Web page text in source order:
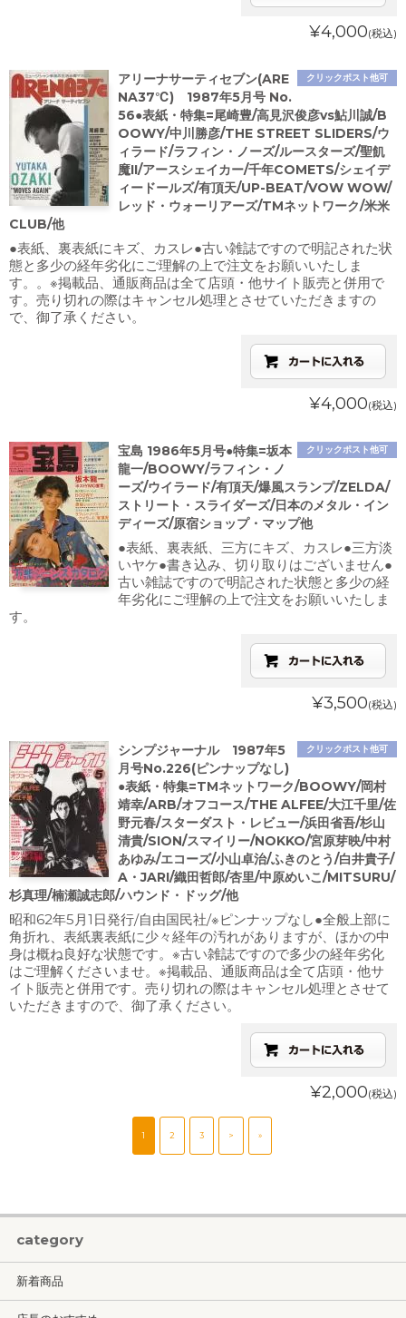
¥4,000(税込)
クリックポスト他可
アリーナサーティセブン(ARE
NA37℃) 1987年5月号 No.
56●表紙・特集=尾崎豊/高見沢俊彦vs鮎川誠/B
OOWY/中川勝彦/THE STREET SLIDERS/ウ
ィラード/ラフィン・ノーズ/ルースターズ/聖飢
魔II/アースシェイカー/千年COMETS/シェイデ
ィードールズ/有頂天/UP-BEAT/VOW WOW/
レッド・ウォーリアーズ/TMネットワーク/米米
CLUB/他
●表紙、裏表紙にキズ、カスレ●古い雑誌ですので明記された状
態と多少の経年劣化にご理解の上で注文をお願いいたしま
す。。※掲載品、通販商品は全て店頭・他サイト販売と併用で
す。売り切れの際はキャンセル処理とさせていただきますの
で、御了承ください。
¥4,000(税込)
クリックポスト他可
宝島 1986年5月号●特集=坂本
龍一/BOOWY/ラフィン・ノ
ーズ/ウイラード/有頂天/爆風スランプ/ZELDA/
ストリート・スライダーズ/日本のメタル・イン
ディーズ/原宿ショップ・マップ他
●表紙、裏表紙、三方にキズ、カスレ●三方淡
いヤケ●書き込み、切り取りはございません●
古い雑誌ですので明記された状態と多少の経
年劣化にご理解の上で注文をお願いいたしま
す。
¥3,500(税込)
クリックポスト他可
シンプジャーナル 1987年5
月号No.226(ピンナップなし)
●表紙・特集=TMネットワーク/BOOWY/岡村
靖幸/ARB/オフコース/THE ALFEE/大江千里/佐
野元春/スターダスト・レビュー/浜田省吾/杉山
清貴/SION/スマイリー/NOKKO/宮原芽映/中村
あゆみ/エコーズ/小山卓治/ふきのとう/白井貴子/
A・JARI/織田哲郎/杏里/中原めいこ/MITSURU/
杉真理/楠瀬誠志郎/ハウンド・ドッグ/他
昭和62年5月1日発行/自由国民社/※ピンナップなし●全般上部に
角折れ、表紙裏表紙に少々経年の汚れがありますが、ほかの中
身は概ね良好な状態です。※古い雑誌ですので多少の経年劣化
はご理解くださいませ。※掲載品、通販商品は全て店頭・他サ
イト販売と併用です。売り切れの際はキャンセル処理とさせて
いただきますので、御了承ください。
¥2,000(税込)
1 2 3 > »
category
新着商品